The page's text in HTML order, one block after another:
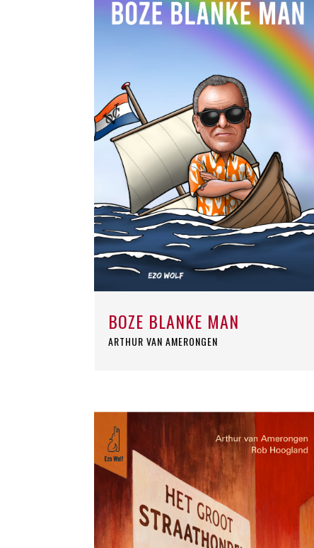
BOZE BLANKE MAN
ARTHUR VAN AMERONGEN